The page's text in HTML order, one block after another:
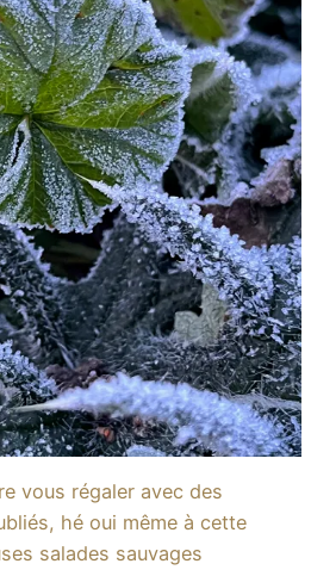
vous régaler avec des
hé oui même à cette
salades sauvages